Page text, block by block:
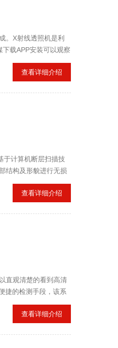
。X射线透照机是利
媒下载APP安装可以观察
坚实的科学依据；更
传媒下载APP安装不难
查看详细介绍
计算机断层扫描技
结构及形貌进行无损
●对文物的内部结构及尺寸
据库的建立； ●高精
查看详细介绍
以直观清楚的看到高清
的检测手段，该系
，及外部供电两种选
使用简单。查看详细介绍